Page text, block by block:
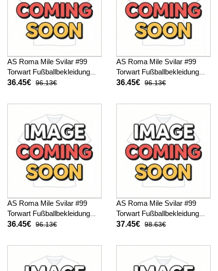
AS Roma Mile Svilar #99
Torwart Fußballbekleidung
Heimtrikot Kinder 2025-26
36.45€ 96.13€
AS Roma Mile Svilar #99
Torwart Fußballbekleidung
Auswärtstrikot Kinder 2025-
36.45€ 96.13€
AS Roma Mile Svilar #99
Torwart Fußballbekleidung
3rd trikot Kinder 2025-26
36.45€ 96.13€
AS Roma Mile Svilar #99
Torwart Fußballbekleidung
Heimtrikot Kinder 2025-26
37.45€ 98.63€